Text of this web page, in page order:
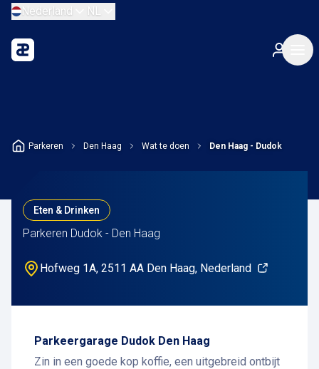
Nederland NL
Parkeren Den Haag Wat te doen Den Haag - Dudok
Eten & Drinken
Parkeren Dudok - Den Haag
Hofweg 1A, 2511 AA Den Haag, Nederland
Parkeergarage Dudok Den Haag
Zin in een goede kop koffie, een uitgebreid ontbijt